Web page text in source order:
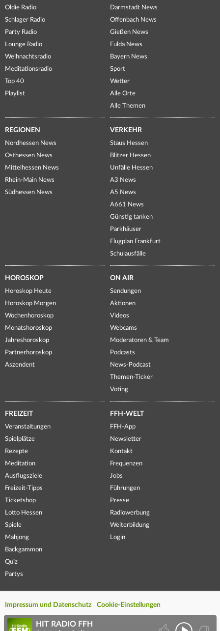
Oldie Radio
Schlager Radio
Party Radio
Lounge Radio
Weihnachtsradio
Meditationsradio
Top 40
Playlist
Darmstadt News
Offenbach News
Gießen News
Fulda News
Bayern News
Sport
Wetter
Alle Orte
Alle Themen
REGIONEN
Nordhessen News
Osthessen News
Mittelhessen News
Rhein-Main News
Südhessen News
VERKEHR
Staus Hessen
Blitzer Hessen
Unfälle Hessen
A3 News
A5 News
A661 News
Günstig tanken
Parkhäuser
Flugplan Frankfurt
Schulausfälle
HOROSKOP
Horoskop Heute
Horoskop Morgen
Wochenhoroskop
Monatshoroskop
Jahreshoroskop
Partnerhoroskop
Aszendent
ON AIR
Sendungen
Aktionen
Videos
Webcams
Moderatoren & Team
Podcasts
News-Podcast
Themen-Ticker
Voting
FREIZEIT
Veranstaltungen
Spielplätze
Rezepte
Meditation
Ausflugsziele
Freizeit-Tipps
Ticketshop
Lotto Hessen
Spiele
Mahjong
Backgammon
Quiz
Partys
FFH-WELT
FFH-App
Newsletter
Kontakt
Frequenzen
Jobs
Führungen
Presse
Radiowerbung
Weiterbildung
Login
Impressum und Datenschutz Cookie-Einstellungen
HIT RADIO FFH